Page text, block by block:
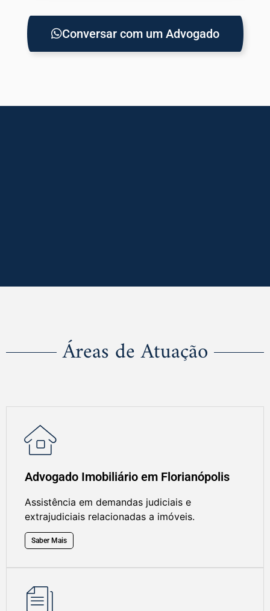
Conversar com um Advogado
Áreas de Atuação
Advogado Imobiliário em Florianópolis
Assistência em demandas judiciais e
extrajudiciais relacionadas a imóveis.
Saber Mais